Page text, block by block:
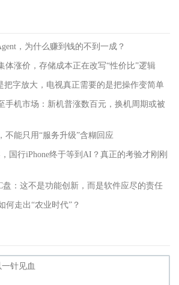
，为什么赚到钱的不到一成？
体涨价，存储成本正在改写“性价比”逻辑
把字放大，电视真正需要的是把操作变简单
手机市场：新机普涨数百元，换机周期或被
不能只用“服务升级”含糊回应
国行iPhone终于等到AI？真正的考验才刚刚
盘：这不是功能创新，而是软件应尽的责任
何走出“农业时代”？